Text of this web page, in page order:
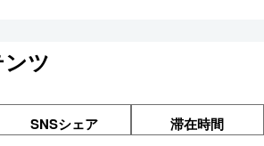
ツ
SNSシェア 滞在時間